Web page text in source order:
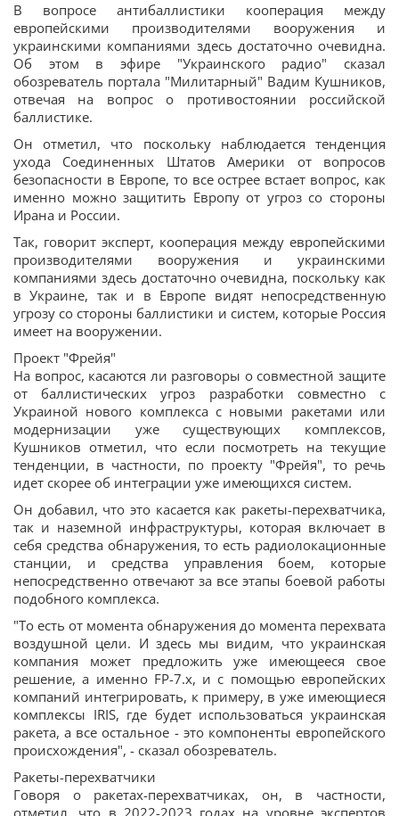
В вопросе антибаллистики кооперация между
европейскими производителями вооружения и
украинскими компаниями здесь достаточно очевидна.
Об этом в эфире "Украинского радио" сказал
обозреватель портала "Милитарный" Вадим Кушников,
отвечая на вопрос о противостоянии российской
баллистике.
Он отметил, что поскольку наблюдается тенденция
ухода Соединенных Штатов Америки от вопросов
безопасности в Европе, то все острее встает вопрос, как
именно можно защитить Европу от угроз со стороны
Ирана и России.
Так, говорит эксперт, кооперация между европейскими
производителями вооружения и украинскими
компаниями здесь достаточно очевидна, поскольку как
в Украине, так и в Европе видят непосредственную
угрозу со стороны баллистики и систем, которые Россия
имеет на вооружении.
Проект "Фрейя"
На вопрос, касаются ли разговоры о совместной защите
от баллистических угроз разработки совместно с
Украиной нового комплекса с новыми ракетами или
модернизации уже существующих комплексов,
Кушников отметил, что если посмотреть на текущие
тенденции, в частности, по проекту "Фрейя", то речь
идет скорее об интеграции уже имеющихся систем.
Он добавил, что это касается как ракеты-перехватчика,
так и наземной инфраструктуры, которая включает в
себя средства обнаружения, то есть радиолокационные
станции, и средства управления боем, которые
непосредственно отвечают за все этапы боевой работы
подобного комплекса.
"То есть от момента обнаружения до момента перехвата
воздушной цели. И здесь мы видим, что украинская
компания может предложить уже имеющееся свое
решение, а именно FP-7.х, и с помощью европейских
компаний интегрировать, к примеру, в уже имеющиеся
комплексы IRIS, где будет использоваться украинская
ракета, а все остальное - это компоненты европейского
происхождения", - сказал обозреватель.
Ракеты-перехватчики
Говоря о ракетах-перехватчиках, он, в частности,
отметил, что в 2022-2023 годах на уровне экспертов